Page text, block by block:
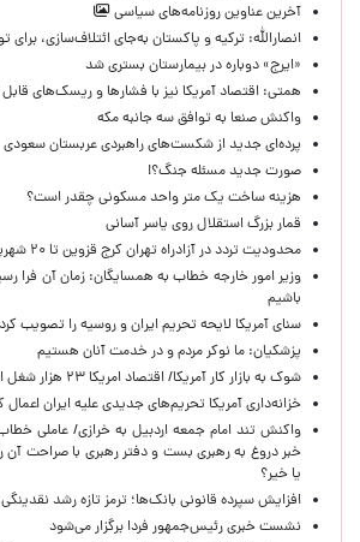
آخرین عناوین روزنامه‌های سیاسی
انصارالله: ترکیه و پاکستان به‌جای ائتلاف‌سازی، برای
«ایرج» دوباره در بیمارستان بستری شد
همتی: اقتصاد آمریکا نیز با فشارها و ریسک‌های
واکنش صنعا به توافق سه جانبه مکه
پرده‌ای جدید از شکست‌های راهبردی عربستان سعودی
صورت جدید مسئله جنگ؟!
هزینه ساخت یک متر واحد مسکونی چقدر است؟
قمار بزرگ استقلال روی یاسر آسانی
محدودیت تردد در آزادراه تهران کرج قزوین تا ۲۰ شهریور/ جزئیات
وزیر امور خارجه خطاب به همسایگان: زمان آن فرا
باشیم
سنای آمریکا لایحه تحریم ایران و روسیه را تصویب کرد
پزشکیان: ما نوکر مردم و در خدمت آنان هستیم
شوک به بازار کار آمریکا/ اقتصاد امریکا ۲۳ هزار شغل از دست داد
خزانه‌داری آمریکا تحریم‌های جدیدی علیه ایران اعمال
واکنش تند امام جمعه اردبیل به خرازی/ عاملی
خبر دروغ به رهبری بست و دفتر رهبری با صراحت آن
یا خیر؟
افزایش سپرده قانونی بانک‌ها؛ ترمز تازه رشد نقدینگی
نشست خبری رئیس‌جمهور فردا برگزار می‌شود